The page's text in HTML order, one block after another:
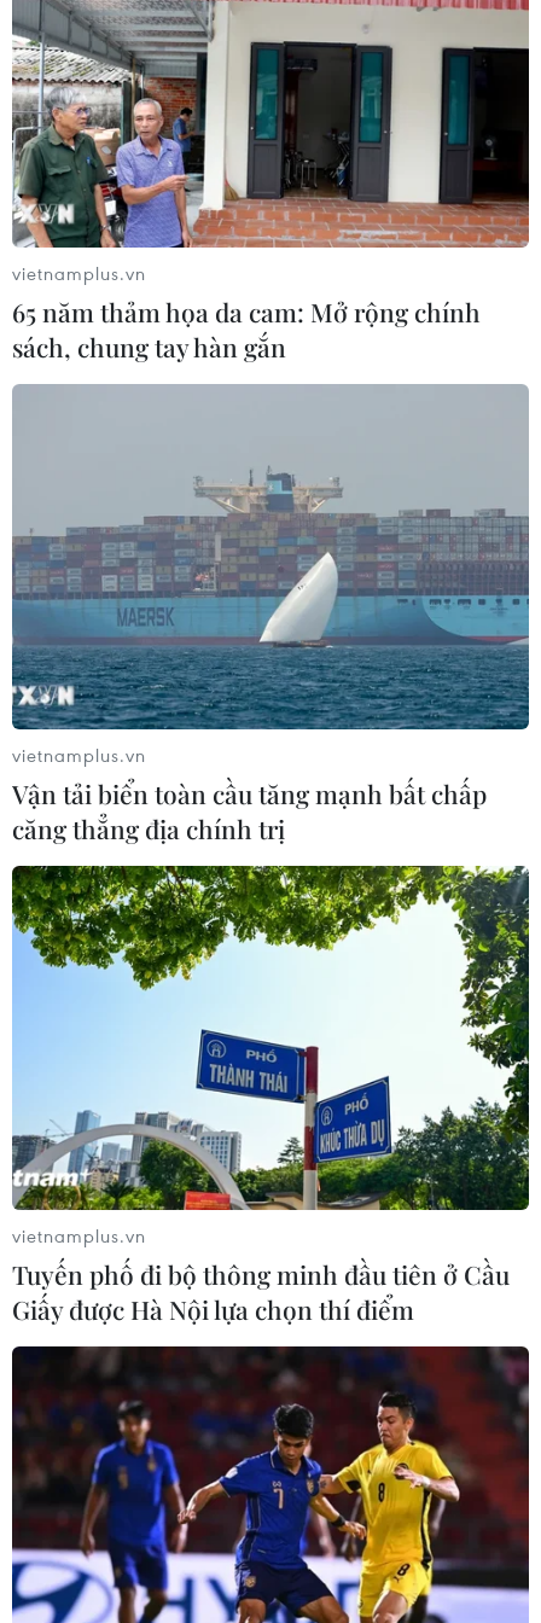
vietnamplus.vn
65 năm thảm họa da cam: Mở rộng chính
sách, chung tay hàn gắn
vietnamplus.vn
Vận tải biển toàn cầu tăng mạnh bất chấp
căng thẳng địa chính trị
vietnamplus.vn
Tuyến phố đi bộ thông minh đầu tiên ở Cầu
Giấy được Hà Nội lựa chọn thí điểm